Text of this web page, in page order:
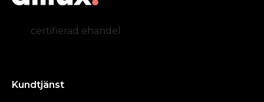
certifierad ehandel
Kundtjänst